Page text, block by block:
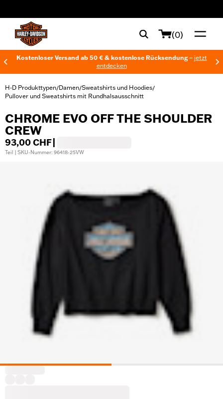
(0)
Kostenloser Versand ab 50 € & kostenlose Rücksendung – jetzt
entdecken
H-D Produkttypen/Damen/Sweatshirts und Hoodies/
Pullover und Sweatshirts mit Rundhalsausschnitt
CHROME EVO OFF THE SHOULDER
CREW
93,00 CHF
Teil | SKU-Nummer: 96418-25VW